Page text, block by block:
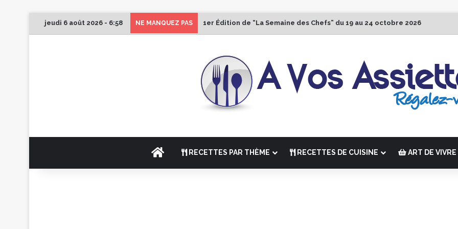
jeudi 6 août 2026 - 6:58 NE MANQUEZ PAS 1er Édition de “La Semaine des Chefs” du 19 au 24 octobre 2026
ACCUEILRECETTES PAR THÈME RECETTES DE CUISINE ART DE VIVRE